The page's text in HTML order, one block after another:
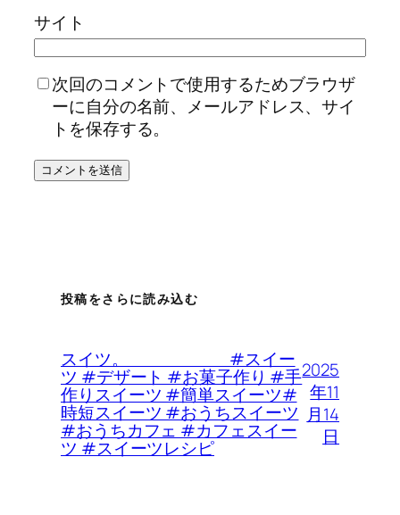
サイト
次回のコメントで使用するためブラウザ
ーに自分の名前、メールアドレス、サイ
トを保存する。
投稿をさらに読み込む
スイツ。 #スイー
ツ #デザート #お菓子作り #手
作りスイーツ #簡単スイーツ#
時短スイーツ #おうちスイーツ
#おうちカフェ #カフェスイー
ツ #スイーツレシピ
2025
年11
月14
日